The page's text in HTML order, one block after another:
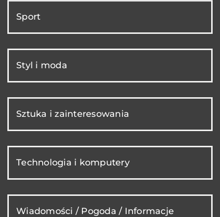
Sport
Styl i moda
Sztuka i zainteresowania
Technologia i komputery
Wiadomości / Pogoda / Informacje